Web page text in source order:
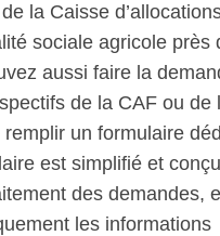
la Caisse
sociale agricole près
aussi faire la
de la CAF ou de
un formulaire
est simplifié et
des demandes,
les informations